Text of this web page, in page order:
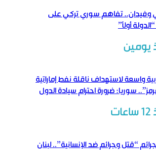
وفيدان.. تفاهم سوري تركي على
أولاً”
يومين
واسعة لاستهداف ناقلة نفط إماراتية
سوريا: ضرورة احترام سيادة الدول
“قتل وجرائم ضد الإنسانية”.. لبنان